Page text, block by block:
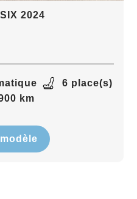
2024
6 place(s)
km